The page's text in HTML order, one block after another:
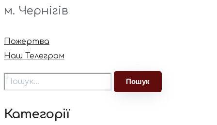
м. Чернігів
Пожертва
Наш Телеграм
Категорії